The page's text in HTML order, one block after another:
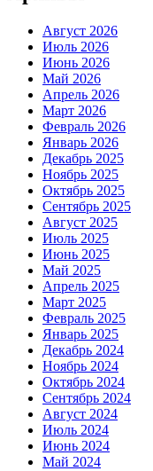
Август 2026
Июль 2026
Июнь 2026
Май 2026
Апрель 2026
Март 2026
Февраль 2026
Январь 2026
Декабрь 2025
Ноябрь 2025
Октябрь 2025
Сентябрь 2025
Август 2025
Июль 2025
Июнь 2025
Май 2025
Апрель 2025
Март 2025
Февраль 2025
Январь 2025
Декабрь 2024
Ноябрь 2024
Октябрь 2024
Сентябрь 2024
Август 2024
Июль 2024
Июнь 2024
Май 2024